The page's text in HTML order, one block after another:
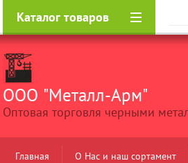
Каталог товаров
ООО "Металл-Арм"
Оптовая торговля черными
Главная О Нас и наш сортамент